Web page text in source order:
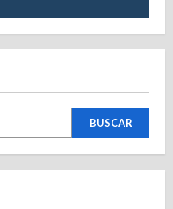
BUSCAR